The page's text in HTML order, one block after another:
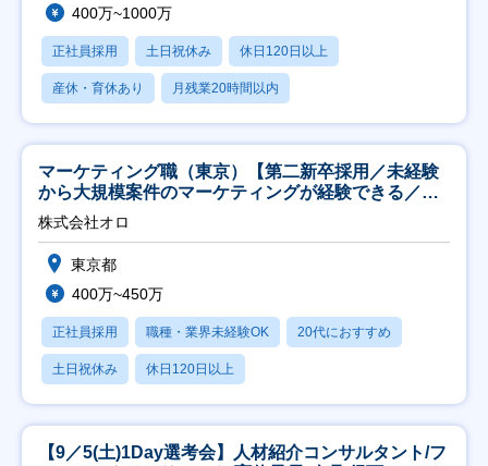
400万~1000万
正社員採用 土日祝休み 休日120日以上
産休・育休あり 月残業20時間以内
マーケティング職（東京）【第二新卒採用／未経験
から大規模案件のマーケティングが経験できる／研
修充実】
株式会社オロ
東京都
400万~450万
正社員採用 職種・業界未経験OK 20代におすすめ
土日祝休み 休日120日以上
【9／5(土)1Day選考会】人材紹介コンサルタント/フ